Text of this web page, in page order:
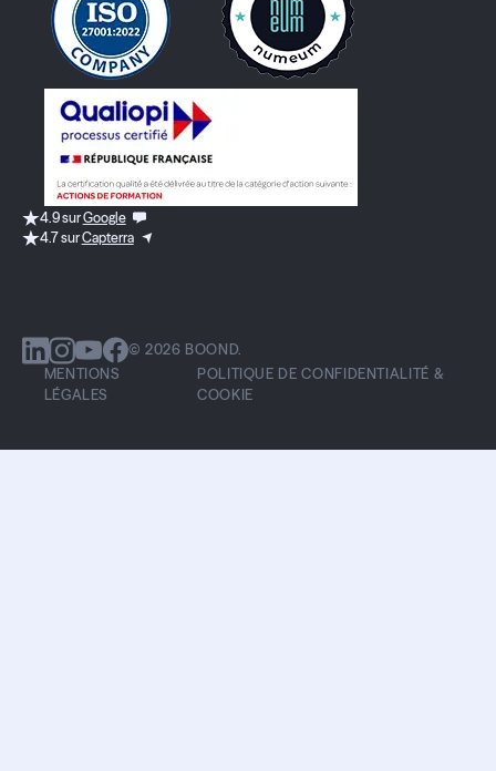
4.9 surGoogle
4.7 surCapterra
© 2026 BOOND.
MENTIONS
LÉGALES
POLITIQUE DE CONFIDENTIALITÉ &
COOKIE